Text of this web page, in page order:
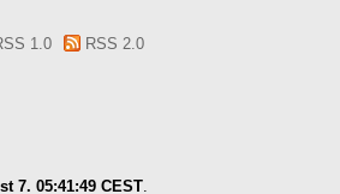
1.0 RSS 2.0
7. 05:41:49 CEST